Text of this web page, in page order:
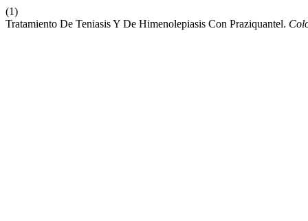
(1)
Tratamiento De Teniasis Y De Himenolepiasis Con Praziquantel.